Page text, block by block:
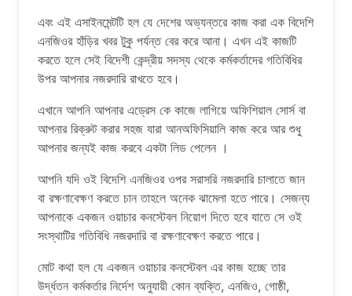
এবং এই এসাইনমেন্টটি হল যে দেশের অভ্যন্তরে কাজ করা এক বিদেশি
এনজিওর হাঁড়ির খবর টুকু পর্যন্ত বের করে আনা। এখন এই কাজটি
করতে হলে সেই বিদেশী কেন্দ্রীয় সদস্য থেকে কর্মকর্তাদের গতিবিধির
উপর আপনার নজরদারি রাখতে হবে।
এখানে আপনি আপনার এড্রেস কে কাজে লাগিয়ে অফিশিয়াল সোর্স বা
আপনার রিক্রুট করার সহজ যারা আনঅফিসিয়ালি কাজ করে আর শুধু
আপনার জন্যই কাজ করবে একটা লিড পেলেন ।
আপনি যদি ওই বিদেশি এনজিওর ওপর সরাসরি নজরদারি চালাতে জান
বা রক্ষণাবেক্ষণ করতে চান তাহলে অনেক ঝামেলা হতে পারে। সেজন্য
আপনাকে একজন ওয়াচার কনস্টেবল নিয়োগ দিতে হবে যাতে সে ওই
সংস্থাটির গতিবিধি নজরদারি বা রক্ষণাবেক্ষণ করতে পারে।
মোট কথা হল যে একজন ওয়াচার কনস্টেবল এর কাজ হচ্ছে তার
উর্দ্ধতন কর্মকর্তার নির্দেশ অনুযায়ী কোন ব্যক্তি, এনজিও, গোষ্ঠী,